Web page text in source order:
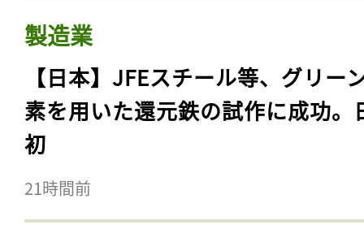
製造業
【日本】JFEスチール等、グリー
素を用いた還元鉄の試作に成功。
初
21時間前